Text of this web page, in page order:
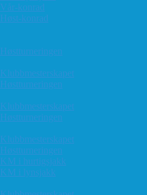
Vår-konrad
Høst-konrad
Høstturneringen
Klubbmesterskapet
Høstturneringen
Klubbmesterskapet
Høstturneringen
Klubbmesterskapet
Høstturneringen
KM i hurtigsjakk
KM i lynsjakk